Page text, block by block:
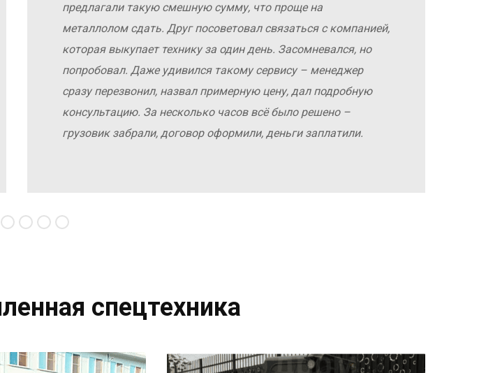
предлагали такую смешную сумму, что проще на
металлолом сдать. Друг посоветовал связаться с компанией,
которая выкупает технику за один день. Засомневался, но
попробовал. Даже удивился такому сервису – менеджер
сразу перезвонил, назвал примерную цену, дал подробную
консультацию. За несколько часов всё было решено –
грузовик забрали, договор оформили, деньги заплатили.
спецтехника